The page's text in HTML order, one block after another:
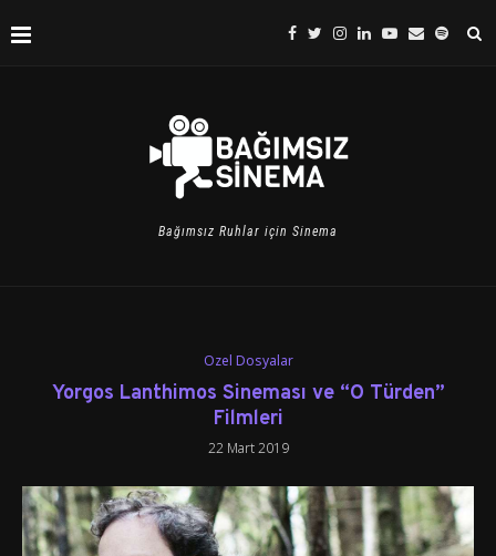
Bağımsız Ruhlar için Sinema
Özel Dosyalar
Yorgos Lanthimos Sineması ve “O Türden”
Filmleri
22 Mart 2019